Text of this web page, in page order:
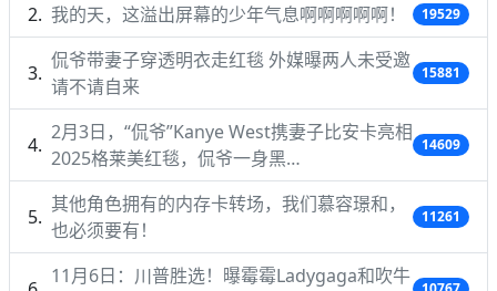
我的天，这溢出屏幕的少年气息啊啊啊啊啊！ 19529
侃爷带妻子穿透明衣走红毯 外媒曝两人未受邀
请不请自来
15881
2月3日，“侃爷”Kanye West携妻子比安卡亮相
2025格莱美红毯，侃爷一身黑…
14609
其他角色拥有的内存卡转场，我们慕容璟和，
也必须要有！
11261
11月6日：川普胜选！曝霉霉Ladygaga和吹牛